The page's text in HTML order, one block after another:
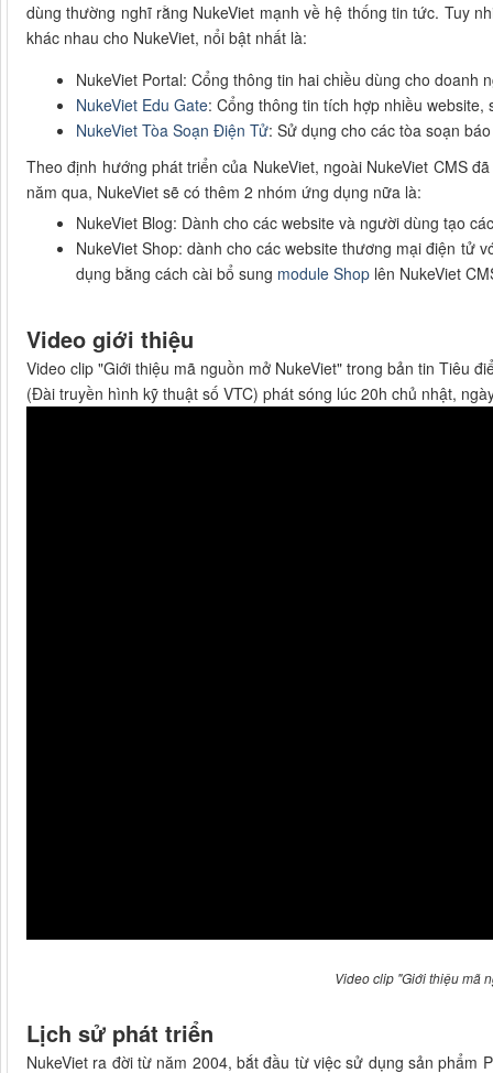
dùng thường nghĩ rằng NukeViet mạnh về hệ thống tin tức. Tuy
khác nhau cho NukeViet, nổi bật nhất là:
NukeViet Portal: Cổng thông tin hai chiều dùng cho doanh
NukeViet Edu Gate: Cổng thông tin tích hợp nhiều
NukeViet Tòa Soạn Điện Tử: Sử dụng cho các tòa soạn
Theo định hướng phát triển của NukeViet, ngoài NukeViet CMS
năm qua, NukeViet sẽ có thêm 2 nhóm ứng dụng nữa là:
NukeViet Blog: Dành cho các website và người dùng tạo
NukeViet Shop: dành cho các website thương mại điện tử
dụng bằng cách cài bổ sung module Shop lên NukeViet
Video giới thiệu
Video clip "Giới thiệu mã nguồn mở NukeViet" trong bản tin Tiêu
(Đài truyền hình kỹ thuật số VTC) phát sóng lúc 20h chủ nhật,
Video clip "Giới thiệu mã
Lịch sử phát triển
NukeViet ra đời từ năm 2004, bắt đầu từ việc sử dụng sản phẩm